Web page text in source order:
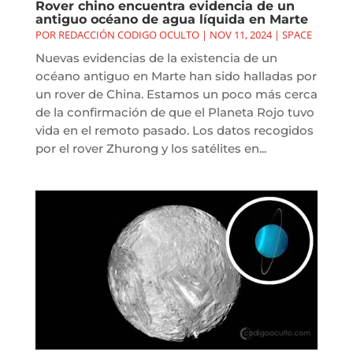
Rover chino encuentra evidencia de un
antiguo océano de agua líquida en Marte
POR REDACCIÓN CODIGO OCULTO| NOV 11, 2024| SPACE
Nuevas evidencias de la existencia de un
océano antiguo en Marte han sido halladas por
un rover de China. Estamos un poco más cerca
de la confirmación de que el Planeta Rojo tuvo
vida en el remoto pasado. Los datos recogidos
por el rover Zhurong y los satélites en...